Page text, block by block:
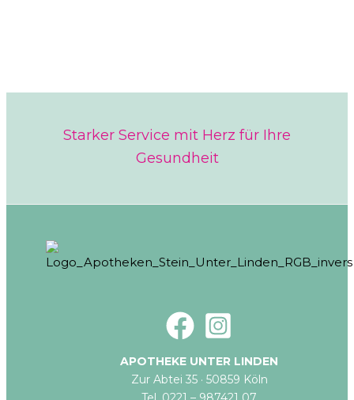
Starker Service mit Herz für Ihre
Gesundheit
APOTHEKE UNTER LINDEN
Zur Abtei 35 · 50859 Köln